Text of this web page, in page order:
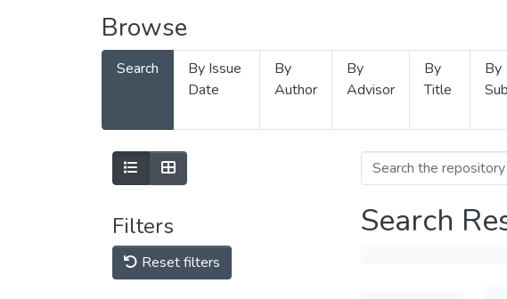
Browse
Search
By Issue
Date
By
Author
By
Advisor
By
Title
By
Filters
Reset filters
Search